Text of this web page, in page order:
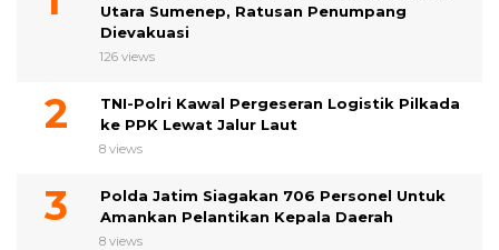
Utara Sumenep, Ratusan Penumpang
Dievakuasi
126 views
TNI-Polri Kawal Pergeseran Logistik Pilkada
ke PPK Lewat Jalur Laut
8 views
Polda Jatim Siagakan 706 Personel Untuk
Amankan Pelantikan Kepala Daerah
8 views